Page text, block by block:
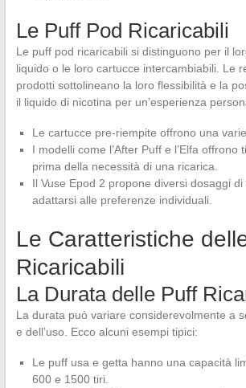
Le Puff Pod Ricaricabili
Le puff pod ricaricabili si distinguono per il
liquido o le loro cartucce intercambiabili. Le
prodotti sottolineano la loro flessibilità e la
il liquido di nicotina per un’esperienza
Le cartucce pre-riempite offrono una
I modelli come l’After Puff e l’Elfa offrono
prima della necessità di una ricarica.
Il Vuse Epod 2 propone diversi dosaggi
adattarsi alle preferenze individuali.
Le Caratteristiche
Ricaricabili
La Durata delle Puff
La durata può variare considerevolmente a
e dell’uso. Ecco alcuni esempi tipici:
Le puff usa e getta hanno una capacità
600 e 1500 tiri.